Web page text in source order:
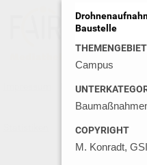
Datenschutz
Baustelle
Campus
COPYRIGHT
M. Konradt,